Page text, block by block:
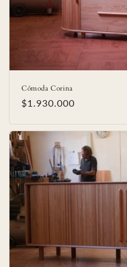
ó
:
Cómoda Corina
Precio
$1.930.000